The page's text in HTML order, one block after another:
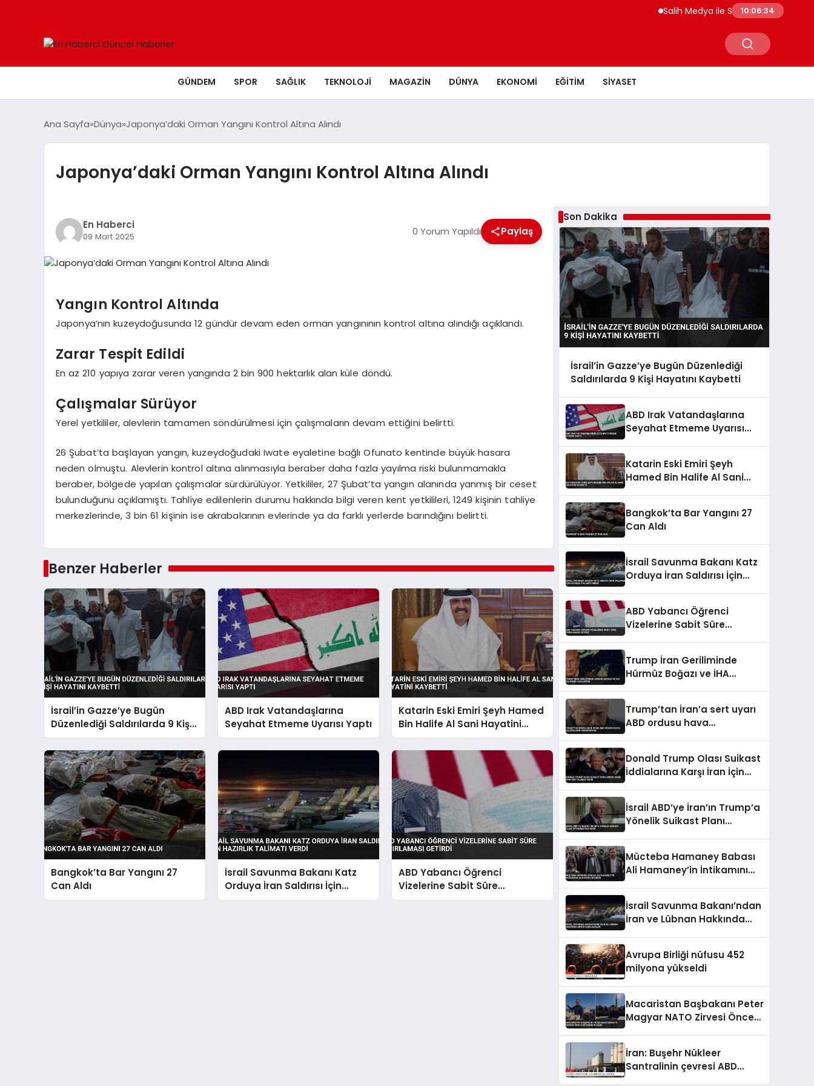
Salih Medya ile Sosyal Medya Profil
10:06:34
GÜNDEM SPOR SAĞLIK TEKNOLOJI MAGAZIN DÜNYA EKONOMI EĞITIM SIYASET
Ana Sayfa Dünya Japonya’daki Orman Yangını Kontrol Altına Alındı
Japonya’daki Orman Yangını Kontrol Altına Alındı
En Haberci
09 Mart 2025 0 Yorum Yapıldı Paylaş
Yangın Kontrol Altında
Japonya’nın kuzeydoğusunda 12 gündür devam eden orman yangınının kontrol altına alındığı açıklandı.
Zarar Tespit Edildi
En az 210 yapıya zarar veren yangında 2 bin 900 hektarlık alan küle döndü.
Çalışmalar Sürüyor
Yerel yetkililer, alevlerin tamamen söndürülmesi için çalışmaların devam ettiğini belirtti.
26 Şubat’ta başlayan yangın, kuzeydoğudaki Iwate eyaletine bağlı Ofunato kentinde büyük hasara
neden olmuştu. Alevlerin kontrol altına alınmasıyla beraber daha fazla yayılma riski bulunmamakla
beraber, bölgede yapılan çalışmalar sürdürülüyor. Yetkililer, 27 Şubat’ta yangın alanında yanmış bir ceset
bulunduğunu açıklamıştı. Tahliye edilenlerin durumu hakkında bilgi veren kent yetkilileri, 1249 kişinin tahliye
merkezlerinde, 3 bin 61 kişinin ise akrabalarının evlerinde ya da farklı yerlerde barındığını belirtti.
Benzer Haberler
İsrail’in Gazze’ye Bugün
Düzenlediği Saldırılarda 9 Kişi
Hayatını Kaybetti
ABD Irak Vatandaşlarına
Seyahat Etmeme Uyarısı Yaptı
Katarin Eski Emiri Şeyh Hamed
Bin Halife Al Sani Hayatini
Kaybetti
Bangkok’ta Bar Yangını 27
Can Aldı
İsrail Savunma Bakanı Katz
Orduya İran Saldırısı İçin
Hazırlık Talimatı Verdi
ABD Yabancı Öğrenci
Vizelerine Sabit Süre
Sınırlaması Getirdi
Son Dakika
İsrail’in Gazze’ye Bugün Düzenlediği
Saldırılarda 9 Kişi Hayatını Kaybetti
ABD Irak Vatandaşlarına
Seyahat Etmeme Uyarısı
Katarin Eski Emiri Şeyh
Hamed Bin Halife Al Sani
Bangkok’ta Bar Yangını 27
Can Aldı
İsrail Savunma Bakanı Katz
Orduya İran Saldırısı İçin
ABD Yabancı Öğrenci
Vizelerine Sabit Süre
Trump İran Geriliminde
Hürmüz Boğazı ve İHA
Trump’tan İran’a sert uyarı
ABD ordusu hava
Donald Trump Olası Suikast
İddialarına Karşı İran İçin
İsrail ABD’ye İran’ın Trump’a
Yönelik Suikast Planı
Mücteba Hamaney Babası
Ali Hamaney’in İntikamını
İsrail Savunma Bakanı’ndan
İran ve Lübnan Hakkında
Avrupa Birliği nüfusu 452
milyona yükseldi
Macaristan Başbakanı Peter
Magyar NATO Zirvesi Öncesi
İran: Buşehr Nükleer
Santralinin çevresi ABD